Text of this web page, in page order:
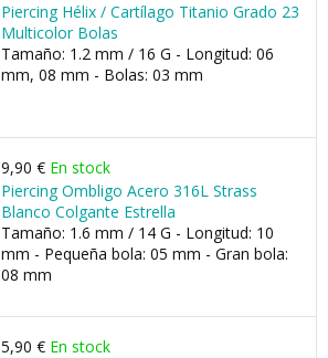
Piercing Hélix / Cartílago Titanio Grado 23
Multicolor Bolas
Tamaño: 1.2 mm / 16 G - Longitud: 06
mm, 08 mm - Bolas: 03 mm
9,90 € En stock
Piercing Ombligo Acero 316L Strass
Blanco Colgante Estrella
Tamaño: 1.6 mm / 14 G - Longitud: 10
mm - Pequeña bola: 05 mm - Gran bola:
08 mm
5,90 € En stock